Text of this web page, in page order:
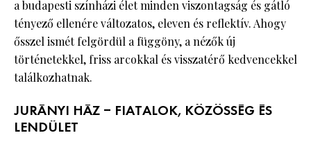
a budapesti színházi élet minden viszontagság és gátló
tényező ellenére változatos, eleven és reflektív. Ahogy
ősszel ismét felgördül a függöny, a nézők új
történetekkel, friss arcokkal és visszatérő kedvencekkel
találkozhatnak.
JURÁNYI HÁZ – FIATALOK, KÖZÖSSÉG ÉS
LENDÜLET